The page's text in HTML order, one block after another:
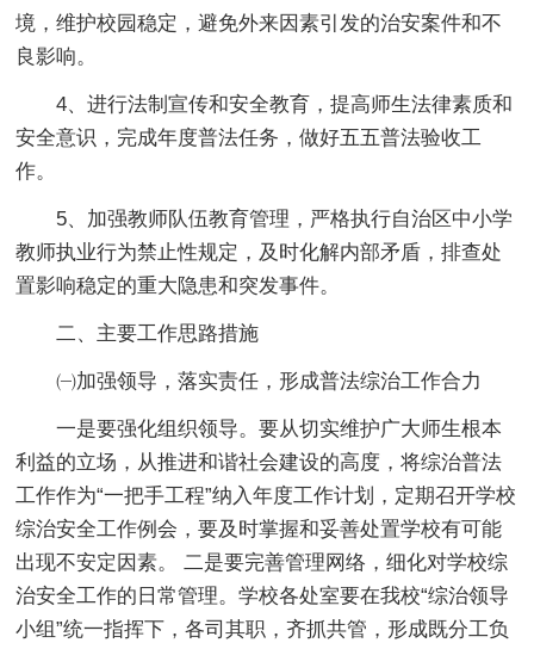
境，维护校园稳定，避免外来因素引发的治安案件和不
良影响。
4、进行法制宣传和安全教育，提高师生法律素质和
安全意识，完成年度普法任务，做好五五普法验收工
作。
5、加强教师队伍教育管理，严格执行自治区中小学
教师执业行为禁止性规定，及时化解内部矛盾，排查处
置影响稳定的重大隐患和突发事件。
二、主要工作思路措施
㈠加强领导，落实责任，形成普法综治工作合力
一是要强化组织领导。要从切实维护广大师生根本
利益的立场，从推进和谐社会建设的高度，将综治普法
工作作为“一把手工程”纳入年度工作计划，定期召开学校
综治安全工作例会，要及时掌握和妥善处置学校有可能
出现不安定因素。 二是要完善管理网络，细化对学校综
治安全工作的日常管理。学校各处室要在我校“综治领导
小组”统一指挥下，各司其职，齐抓共管，形成既分工负